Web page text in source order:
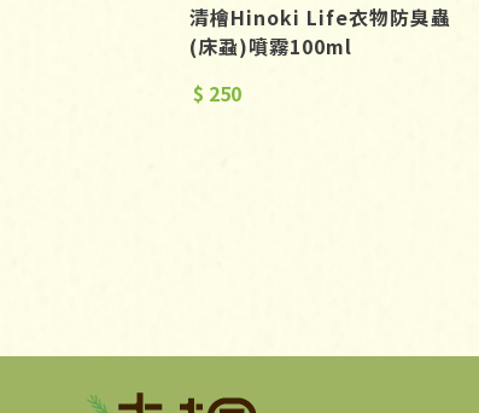
清檜Hinoki Life衣物防臭蟲
(床蝨)噴霧100ml
$ 250